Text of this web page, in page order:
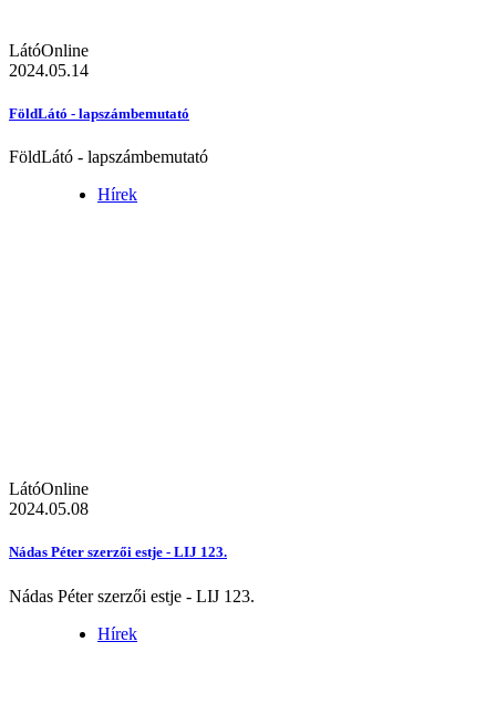
LátóOnline
2024.05.14
FöldLátó - lapszámbemutató
FöldLátó - lapszámbemutató
Hírek
LátóOnline
2024.05.08
Nádas Péter szerzői estje - LIJ 123.
Nádas Péter szerzői estje - LIJ 123.
Hírek